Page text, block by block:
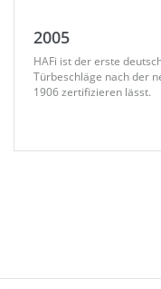
2005
HAFi ist der erste
Türbeschläge nach der
1906 zertifizieren lässt.